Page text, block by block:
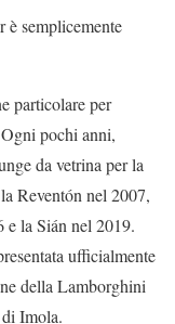
è semplicemente
particolare per
pochi anni,
da vetrina per la
Reventón nel 2007,
e la Sián nel 2019.
ufficialmente
della Lamborghini
Imola.